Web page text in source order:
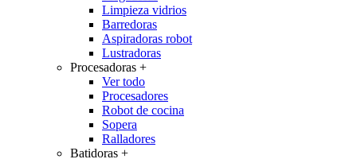
Limpieza vidrios
Barredoras
Aspiradoras robot
Lustradoras
Procesadoras +
Ver todo
Procesadores
Robot de cocina
Sopera
Ralladores
Batidoras +